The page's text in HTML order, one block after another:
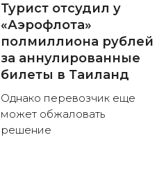
Турист отсудил у
«Аэрофлота»
полмиллиона рублей
за аннулированные
билеты в Таиланд
Однако перевозчик еще
может обжаловать
решение